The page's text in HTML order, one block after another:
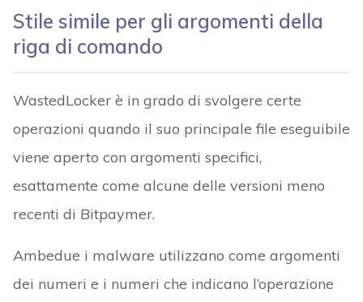
Stile simile per gli argomenti della
riga di comando
WastedLocker è in grado di svolgere certe
operazioni quando il suo principale file eseguibile
viene aperto con argomenti specifici,
esattamente come alcune delle versioni meno
recenti di Bitpaymer.
Ambedue i malware utilizzano come argomenti
dei numeri e i numeri che indicano l’operazione